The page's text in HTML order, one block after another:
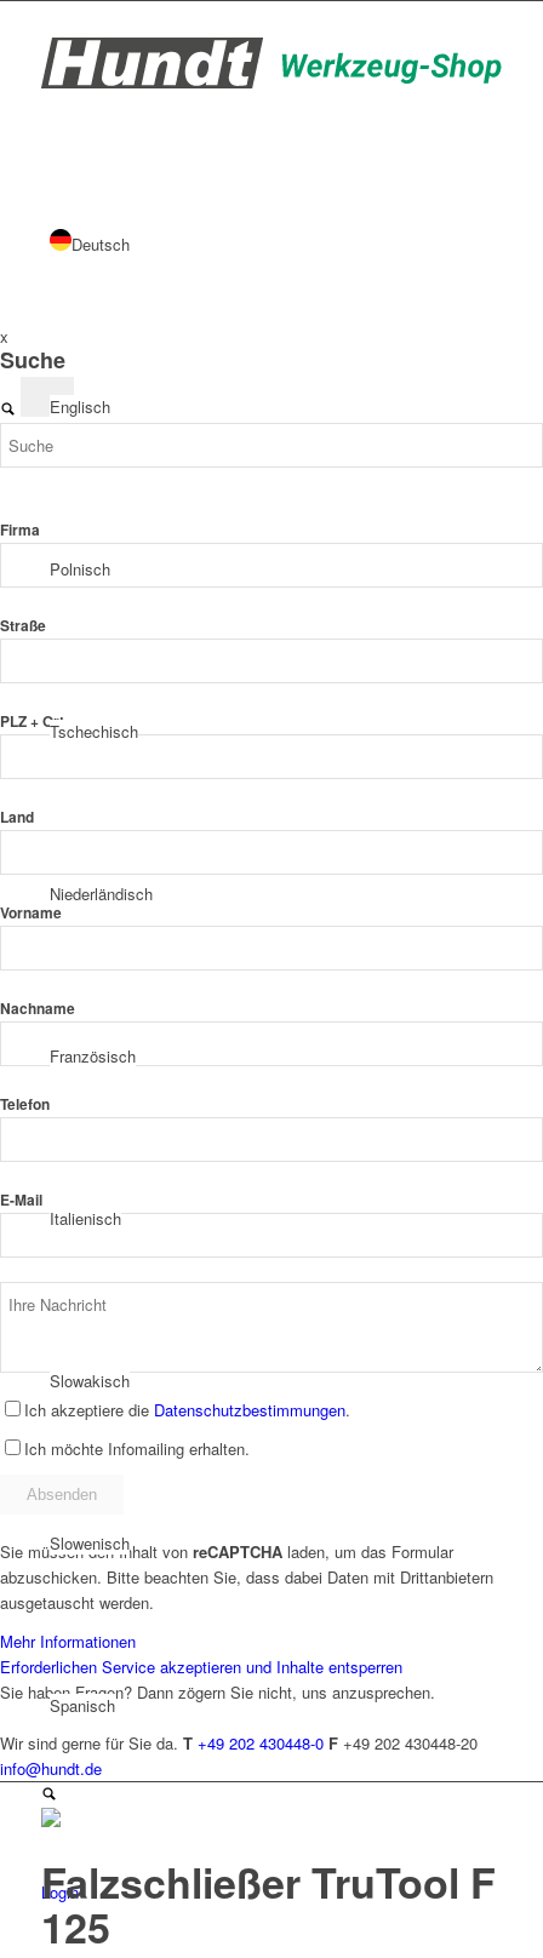
Deutsch
Englisch
Polnisch
Tschechisch
Niederländisch
Französisch
Italienisch
Slowakisch
Slowenisch
Spanisch
Login
x
Suche
Firma
Straße
PLZ + Ort
Land
Vorname
Nachname
Telefon
E-Mail
Ich akzeptiere die Datenschutzbestimmungen.
Ich möchte Infomailing erhalten.
Sie müssen den Inhalt von reCAPTCHA laden, um das Formular
abzuschicken. Bitte beachten Sie, dass dabei Daten mit Drittanbietern
ausgetauscht werden.
Mehr Informationen
Erforderlichen Service akzeptieren und Inhalte entsperren
Sie haben Fragen? Dann zögern Sie nicht, uns anzusprechen.
Wir sind gerne für Sie da. T +49 202 430448-0 F +49 202 430448-20
info@hundt.de
Falzschließer TruTool F
125